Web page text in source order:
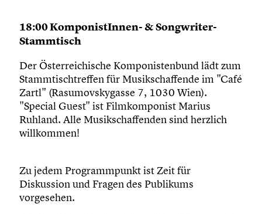
18:00 KomponistInnen- & Songwriter-
Stammtisch
Der Österreichische Komponistenbund lädt zum
Stammtischtreffen für Musikschaffende im "Café
Zartl" (Rasumovskygasse 7, 1030 Wien).
"Special Guest" ist Filmkomponist Marius
Ruhland. Alle Musikschaffenden sind herzlich
willkommen!
Zu jedem Programmpunkt ist Zeit für
Diskussion und Fragen des Publikums
vorgesehen.